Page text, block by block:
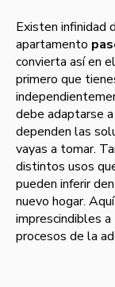
Existen infinidad
apartamento
convierta así en
primero que
debe adaptarse
dependen las
vayas a tomar.
distintos usos
pueden inferir
nuevo hogar.
imprescindibles
procesos de la